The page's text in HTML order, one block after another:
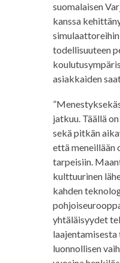
suomalaisen
kanssa
todellisuuteen
asiakkaiden
jatkuu. Täällä
sekä pitkän
että meneillään
tarpeisiin.
kulttuurinen
kahden
yhtäläisyydet
laajentamisesta
luonnollisen